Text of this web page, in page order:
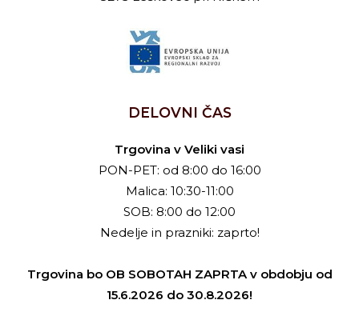
DELOVNI ČAS
Trgovina v Veliki vasi
PON-PET: od 8:00 do 16:00
Malica: 10:30-11:00
SOB: 8:00 do 12:00
Nedelje in prazniki: zaprto!
Trgovina bo OB SOBOTAH ZAPRTA v obdobju od
15.6.2026 do 30.8.2026!